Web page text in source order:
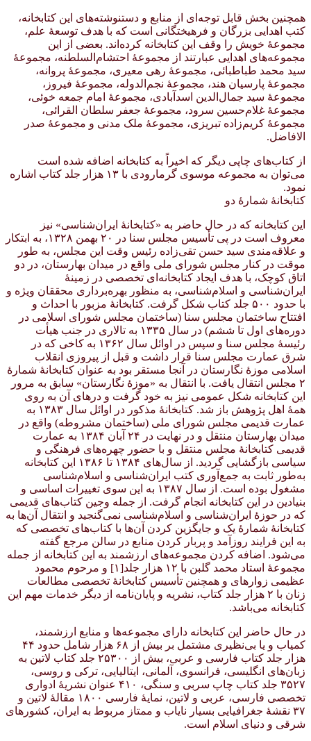
همچنین بخش قابل توجه‌ای از منابع و دستنوشته‌های این کتابخانه،
کتب اهدایی بزرگان و فرهیختگانی است که با هدف توسعهٔ علم،
مجموعهٔ خویش را وقف این کتابخانه کرده‌اند. بعضی از این
مجموعه‌های اهدایی عبارتند از مجموعهٔ احتشام‌السلطنه، مجموعهٔ
سید محمد طباطبائی، مجموعهٔ رهی معیری، مجموعهٔ پروانه،
مجموعهٔ پارسیان هند، مجموعهٔ نجم‌الدوله، مجموعهٔ فیروز،
مجموعهٔ سید جمال‌الدین اسدآبادی، مجموعهٔ امام جمعه خوئی،
مجموعهٔ غلام‌حسین سرود، مجموعهٔ جعفر سلطان القرائی،
مجموعهٔ کریم‌زاده تبریزی، مجموعهٔ ملک مدنی و مجموعهٔ صدر
الافاضل.
از کتاب‌های چاپی دیگر که اخیراً به کتابخانه اضافه شده است
می‌توان به مجموعه موسوی گرمارودی با ۱۳ هزار جلد کتاب اشاره
نمود.
کتابخانهٔ شمارهٔ دو
این کتابخانه که در حال حاضر به «کتابخانهٔ ایران‌شناسی» نیز
معروف است در پی تأسیس مجلس سنا در ۲۰ بهمن ۱۳۲۸، به ابتکار
و علاقه‌مندی سید حسن تقی‌زاده رئیس وقت این مجلس، به طور
موقت در کنار مجلس شورای ملی واقع در میدان بهارستان، در دو
اتاق کوچک، با هدف ایجاد کتابخانه‌ای تخصصی در زمینهٔ
ایران‌شناسی و اسلام‌شناسی، به منظور بهره‌برداری محققان ویژه و
با حدود ۵۰۰ جلد کتاب شکل گرفت. کتابخانهٔ مزبور با احداث و
افتتاح ساختمان مجلس سنا (ساختمان مجلس شورای اسلامی در
دوره‌های اول تا ششم) در سال ۱۳۳۵ به تالاری در جنب هیأت
رئیسهٔ مجلس سنا و سپس در اوائل سال ۱۳۶۲ به کاخی که در
شرق عمارت مجلس سنا قرار داشت و قبل از پیروزی انقلاب
اسلامی موزهٔ نگارستان در آنجا مستقر بود به عنوان کتابخانهٔ شمارهٔ
۲ مجلس انتقال یافت. با انتقال به «موزهٔ نگارستان» سابق به مرور
این کتابخانه شکل عمومی نیز به خود گرفت و درهای آن به روی
همهٔ اهل پژوهش باز شد. کتابخانهٔ مذکور در اوائل سال ۱۳۸۳ به
عمارت قدیمی مجلس شورای ملی (ساختمان مشروطه) واقع در
میدان بهارستان منتقل و در نهایت در ۲۴ آبان ۱۳۸۴ به عمارت
قدیمی کتابخانهٔ مجلس منتقل و با حضور چهره‌های فرهنگی و
سیاسی بازگشایی گردید. از سال‌های ۱۳۸۴ تا ۱۳۸۶ این کتابخانه
به‌طور ثابت به جمع‌آوری کتب ایران‌شناسی و اسلام‌شناسی
مشغول بوده است. از سال ۱۳۸۷ به این سوی تغییرات اساسی و
بنیادین در این کتابخانه انجام گرفت. از جمله وجین کتاب‌های قدیمی
که در حوزهٔ ایران‌شناسی و اسلام‌شناسی نمی‌گنجید و انتقال آن‌ها به
کتابخانهٔ شمارهٔ یک و جایگزین کردن آن‌ها با کتاب‌های تخصصی که
به این فرایند روزآمد و پربار کردن منابع در سالن مرجع گفته
می‌شود. اضافه کردن مجموعه‌های ارزشمند به این کتابخانه از جمله
مجموعهٔ استاد محمد گلبن با ۱۲ هزار جلد[۱] و مرحوم محمود
عظیمی زوارهای و همچنین تأسیس کتابخانهٔ تخصصی مطالعات
زنان با ۲ هزار جلد کتاب، نشریه و پایان‌نامه از دیگر خدمات مهم این
کتابخانه می‌باشد.
در حال حاضر این کتابخانه دارای مجموعه‌ها و منابع ارزشمند،
کمیاب و یا بی‌نظیری مشتمل بر بیش از ۶۸ هزار شامل حدود ۴۴
هزار جلد کتاب فارسی و عربی، بیش از ۲۵۳۰۰ جلد کتاب لاتین به
زبان‌های انگلیسی، فرانسوی، آلمانی، ایتالیایی، ترکی و روسی،
۳۵۲۷ جلد کتاب چاپ سربی و سنگی، ۴۱۰ عنوان نشریهٔ ادواری
تخصصی فارسی، عربی و لاتین، نمایهٔ فارسی ۱۸۰۰ مقالهٔ لاتین و
۳۷ نقشهٔ جغرافیایی بسیار نایاب و ممتاز مربوط به ایران، کشورهای
شرقی و دنیای اسلام است.